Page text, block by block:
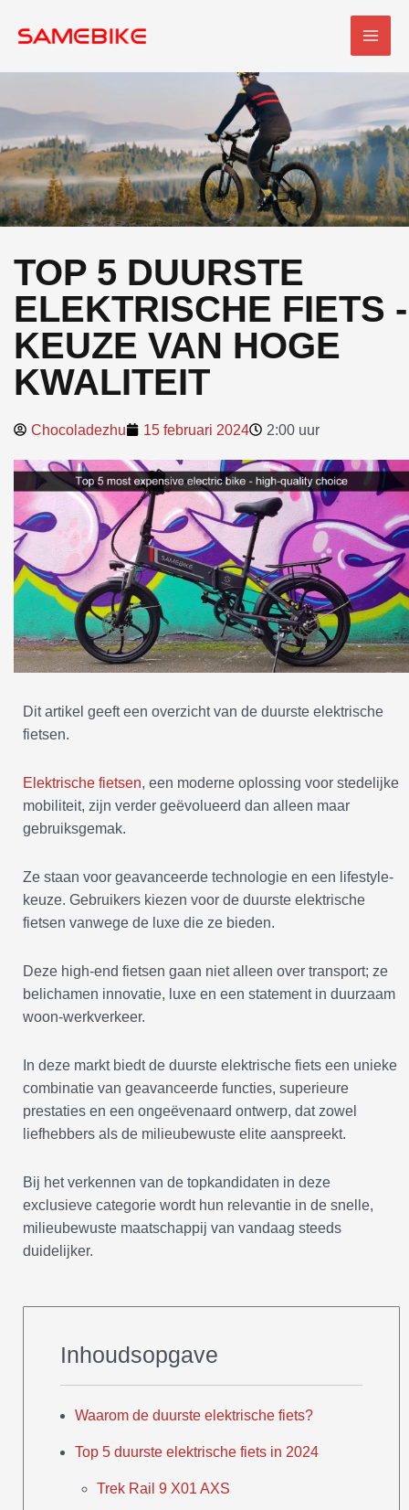
naar
TOP 5 DUURSTE
ELEKTRISCHE FIETS -
KEUZE VAN HOGE
KWALITEIT
Chocoladezhu 15 februari 2024 2:00 uur
Dit artikel geeft een overzicht van de duurste elektrische
fietsen.
Elektrische fietsen, een moderne oplossing voor stedelijke
mobiliteit, zijn verder geëvolueerd dan alleen maar
gebruiksgemak.
Ze staan voor geavanceerde technologie en een lifestyle-
keuze. Gebruikers kiezen voor de duurste elektrische
fietsen vanwege de luxe die ze bieden.
Deze high-end fietsen gaan niet alleen over transport; ze
belichamen innovatie, luxe en een statement in duurzaam
woon-werkverkeer.
In deze markt biedt de duurste elektrische fiets een unieke
combinatie van geavanceerde functies, superieure
prestaties en een ongeëvenaard ontwerp, dat zowel
liefhebbers als de milieubewuste elite aanspreekt.
Bij het verkennen van de topkandidaten in deze
exclusieve categorie wordt hun relevantie in de snelle,
milieubewuste maatschappij van vandaag steeds
duidelijker.
Inhoudsopgave
Waarom de duurste elektrische fiets?
Top 5 duurste elektrische fiets in 2024
Trek Rail 9 X01 AXS